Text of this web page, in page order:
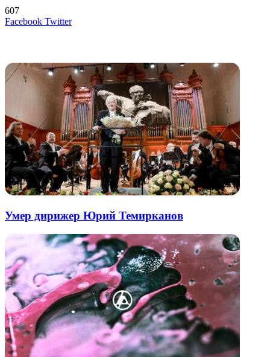
607
Facebook TwitterLinkedIn
Tumblr
Reddit
Вконтакте
Одноклассники
Skype
Messenger
Messenger
WhatsApp
Telegram
Viber
Line
Поделиться
Печатать
Умер дирижер Юрий Темирканов